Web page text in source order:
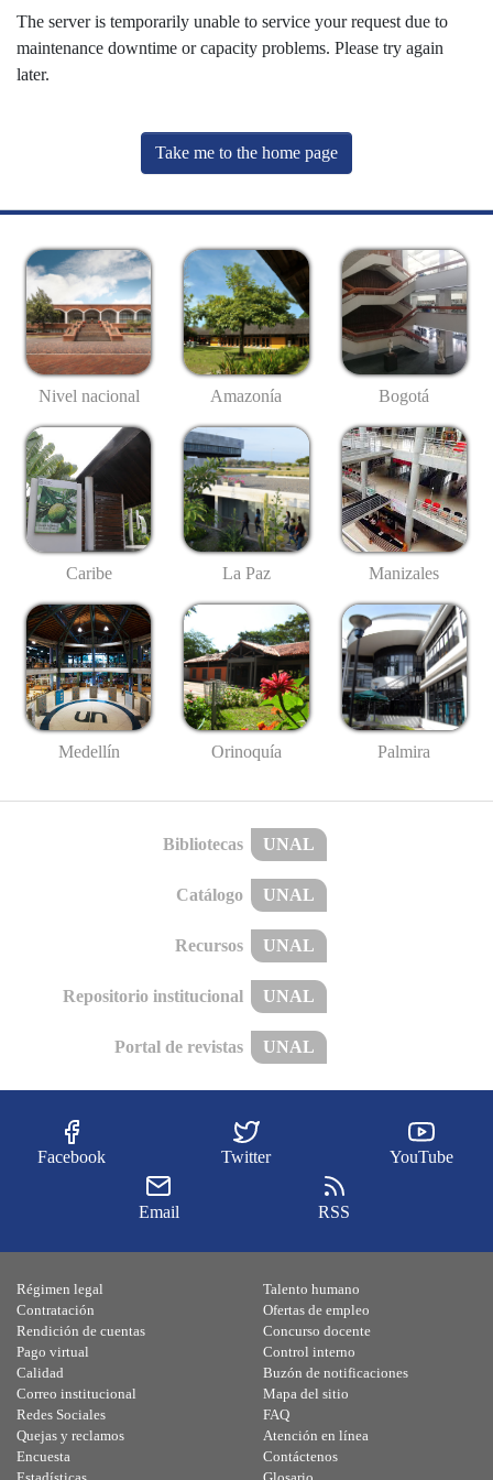
The server is temporarily unable to service your request due to
maintenance downtime or capacity problems. Please try again
later.
Take me to the home page
Nivel nacional Amazonía Bogotá
Caribe La Paz Manizales
Medellín Orinoquía Palmira
Bibliotecas UNAL
Catálogo UNAL
Recursos UNAL
Repositorio institucional UNAL
Portal de revistas UNAL
Facebook Twitter YouTube
Email RSS
Régimen legal
Contratación
Rendición de cuentas
Pago virtual
Calidad
Talento humano
Ofertas de empleo
Concurso docente
Control interno
Buzón de notificaciones
Correo institucional
Redes Sociales
Quejas y reclamos
Encuesta
Mapa del sitio
FAQ
Atención en línea
Contáctenos